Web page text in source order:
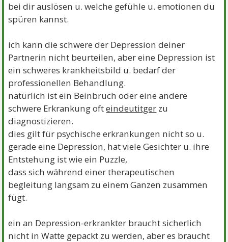
bei dir auslösen u. welche gefühle u. emotionen du
spüren kannst.
ich kann die schwere der Depression deiner
Partnerin nicht beurteilen, aber eine Depression ist
ein schweres krankheitsbild u. bedarf der
professionellen Behandlung.
natürlich ist ein Beinbruch oder eine andere
schwere Erkrankung ofteindeutitger zu
diagnostizieren.
dies gilt für psychische erkrankungen nicht so u.
gerade eine Depression, hat viele Gesichter u. ihre
Entstehung ist wie ein Puzzle,
dass sich während einer therapeutischen
begleitung langsam zu einem Ganzen zusammen
fügt.
ein an Depression-erkrankter braucht sicherlich
nicht in Watte gepackt zu werden, aber es braucht